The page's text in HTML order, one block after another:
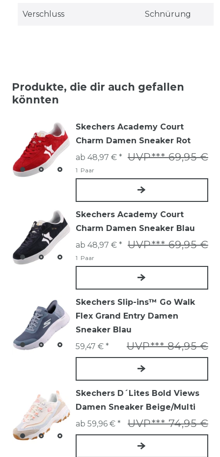
Verschluss Schnürung
Produkte, die dir auch gefallen
könnten
Skechers Academy Court
Charm Damen Sneaker Rot
UVP*** 69,95 €
ab 48,97 € *
1 Paar
Skechers Academy Court
Charm Damen Sneaker Blau
UVP*** 69,95 €
ab 48,97 € *
1 Paar
Skechers Slip-ins™ Go Walk
Flex Grand Entry Damen
Sneaker Blau
UVP*** 84,95 €
59,47 € *
Skechers D´Lites Bold Views
Damen Sneaker Beige/Multi
UVP*** 74,95 €
ab 59,96 € *